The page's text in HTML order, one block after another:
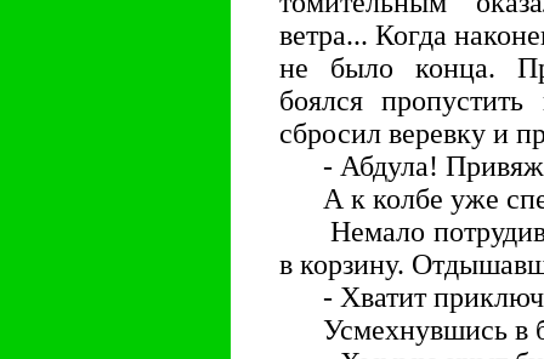
ветpа... Когда
не было конца.
боялся
сбpосил веpевку и
- Абдула!
А к колбе уже
Немало
в коpзину.
- Хватит
Усмехнувшись в